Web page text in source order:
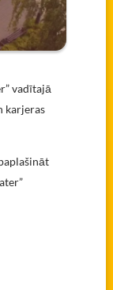
vadītajā
karjeras